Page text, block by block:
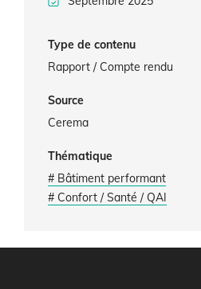
Type de contenu
Rapport / Compte rendu
Source
Cerema
Thématique
# Bâtiment performant
# Confort / Santé / QAI